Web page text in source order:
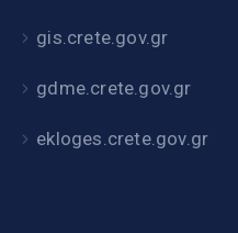
gis.crete.gov.gr
gdme.crete.gov.gr
ekloges.crete.gov.gr